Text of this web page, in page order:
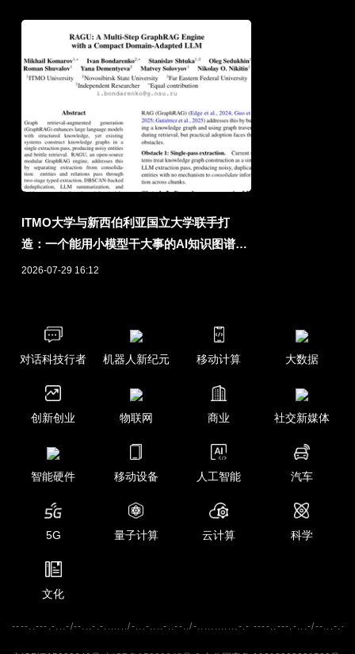
ITMO大学与新西伯利亚国立大学联手打
造：一个能用小模型干大事的AI知识图谱引
擎
2026-07-29 16:12
对话科技行者 机器人新纪元 移动计算 大数据
创新创业 物联网 商业 社交新媒体
智能硬件 移动设备 人工智能 汽车
5G 量子计算 云计算 科学
文化
----..---.-...-/--...-.-......./-...-....-..--../-............-.- ----..---.-...-/--...-.-